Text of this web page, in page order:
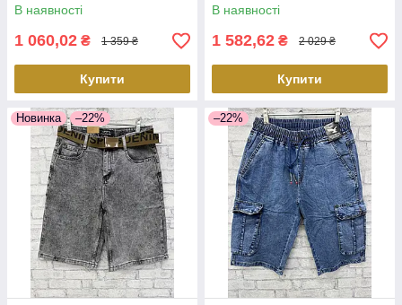
В наявності
1 060,02 ₴ 1 359 ₴
Купити
В наявності
1 582,62 ₴ 2 029 ₴
Купити
Новинка –22% –22%